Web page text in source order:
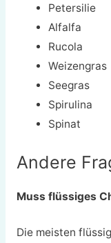
Petersilie
Alfalfa
Rucola
Weizengras
Seegras
Spirulina
Spinat
Andere
Muss flüssiges
Die meisten